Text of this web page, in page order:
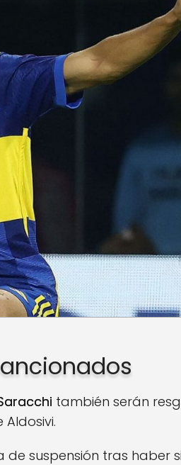
también serán
suspensión tras haber